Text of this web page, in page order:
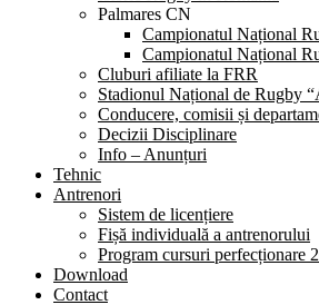
Palmares CN
Campionatul Național
Campionatul Național
Cluburi afiliate la FRR
Stadionul Național de Rugby
Conducere, comisii și
Decizii Disciplinare
Info – Anunțuri
Tehnic
Antrenori
Sistem de licențiere
Fișă individuală a antrenorului
Program cursuri perfecționare
Download
Contact